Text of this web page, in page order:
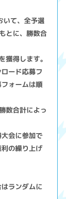
いて、全予選
とに、勝数合
獲得します。
ード応募フ
ォームは順
数合計によっ
会に参加で
の繰り上げ
ランダムに